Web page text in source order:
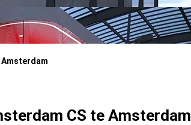
CS te Amsterdam